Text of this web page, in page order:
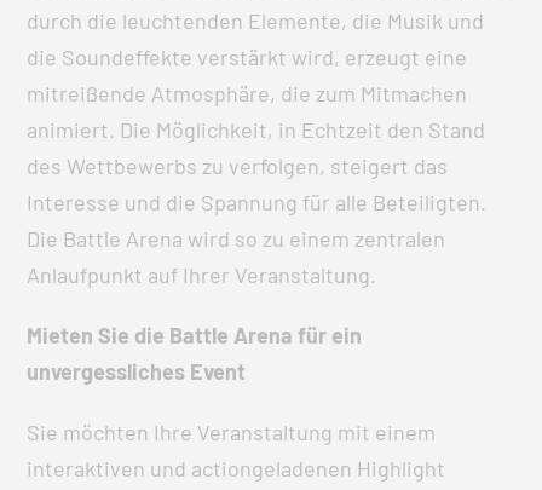
durch die leuchtenden Elemente, die Musik und
die Soundeffekte verstärkt wird, erzeugt eine
mitreißende Atmosphäre, die zum Mitmachen
animiert. Die Möglichkeit, in Echtzeit den Stand
des Wettbewerbs zu verfolgen, steigert das
Interesse und die Spannung für alle Beteiligten.
Die Battle Arena wird so zu einem zentralen
Anlaufpunkt auf Ihrer Veranstaltung.
Mieten Sie die Battle Arena für ein
unvergessliches Event
Sie möchten Ihre Veranstaltung mit einem
interaktiven und actiongeladenen Highlight